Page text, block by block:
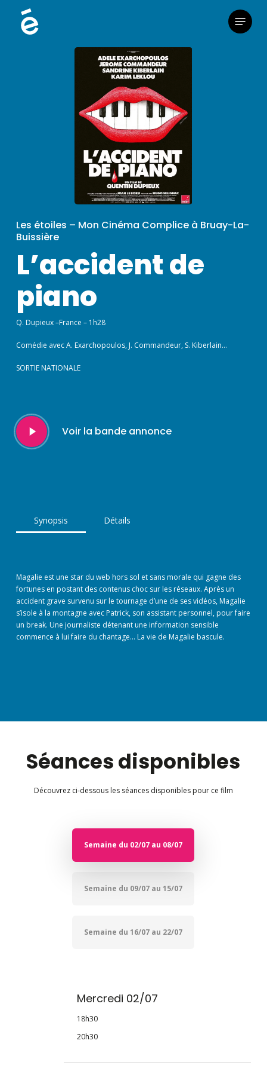
Menu
Les étoiles – Mon Cinéma Complice à Bruay-La-
Buissière
L’accident de
piano
Q. Dupieux –France – 1h28
Comédie avec A. Exarchopoulos, J. Commandeur, S. Kiberlain…
SORTIE NATIONALE
Play
Video
Voir la bande annonce
Synopsis Détails
Magalie est une star du web hors sol et sans morale qui gagne des
fortunes en postant des contenus choc sur les réseaux. Après un
accident grave survenu sur le tournage d’une de ses vidéos, Magalie
s’isole à la montagne avec Patrick, son assistant personnel, pour faire
un break. Une journaliste détenant une information sensible
commence à lui faire du chantage… La vie de Magalie bascule.
Séances disponibles
Découvrez ci-dessous les séances disponibles pour ce film
Semaine du 02/07 au 08/07
Semaine du 09/07 au 15/07
Semaine du 16/07 au 22/07
Mercredi 02/07
18h30
20h30